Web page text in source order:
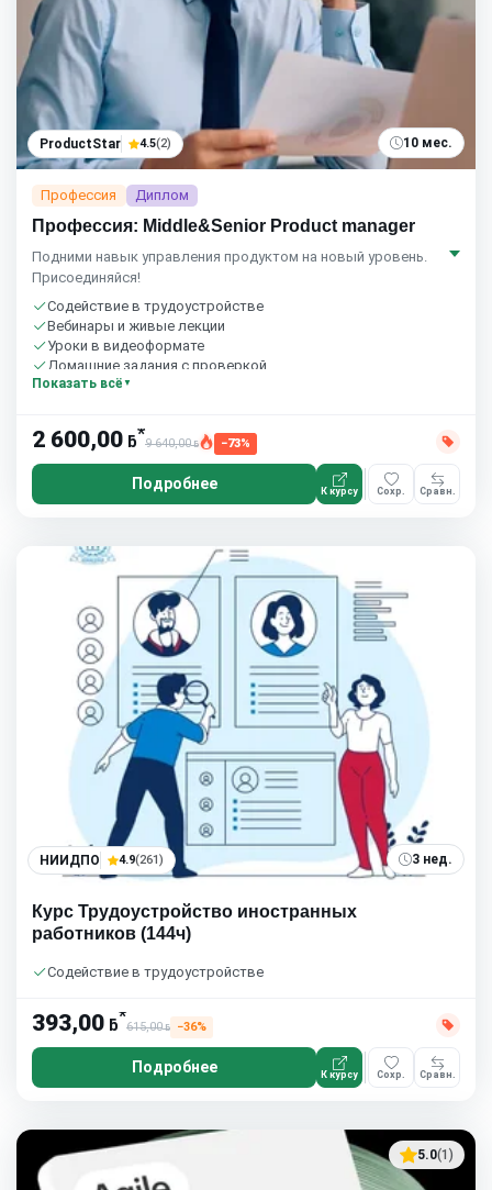
ProductStar 4.5(2) 10 мес.
Профессия Диплом
Профессия: Middle&Senior Product manager
Подними навык управления продуктом на новый уровень.
Присоединяйся!
Содействие в трудоустройстве
Вебинары и живые лекции
Уроки в видеоформате
Домашние задания с проверкой
Сообщество студентов
Бесплатный пробный урок
Показать всё
2 600,00 ƃ*
9 640,00ƃ −73%
Подробнее К курсу Сохр. Сравн.
НИИДПО 4.9(261) 3 нед.
Курс Трудоустройство иностранных
работников (144ч)
Содействие в трудоустройстве
393,00 ƃ*
615,00ƃ −36%
Подробнее К курсу Сохр. Сравн.
5.0(1)